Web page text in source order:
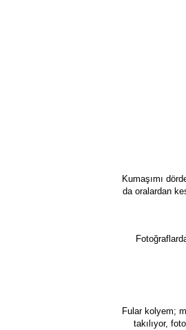
Kumaşımı
da oralardan
Fular kolyem;
takılıyor,